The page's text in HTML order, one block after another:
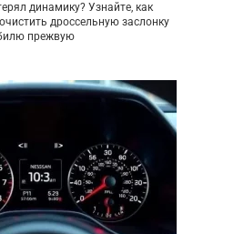
динамику? Узнайте, как
дроссельную заслонку
прежвую